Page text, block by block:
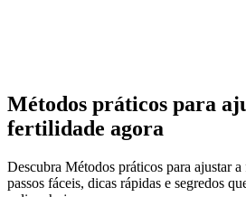
Métodos práticos para
fertilidade agora
Descubra Métodos práticos para ajustar
passos fáceis, dicas rápidas e segredos